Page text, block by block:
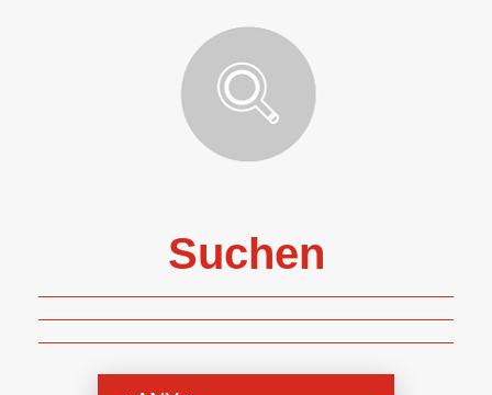
Suchen